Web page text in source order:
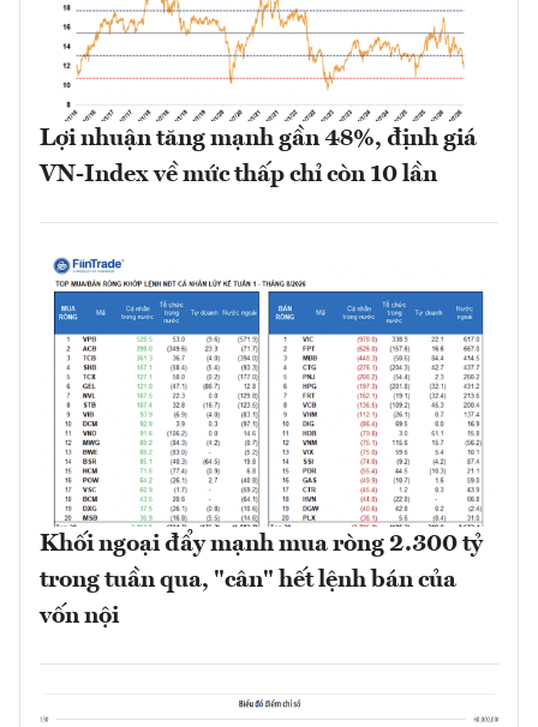
Lợi nhuận tăng mạnh gần 48%, định giá
VN-Index về mức thấp chỉ còn 10 lần
Khối ngoại đẩy mạnh mua ròng 2.300 tỷ
trong tuần qua, "cân" hết lệnh bán của
vốn nội